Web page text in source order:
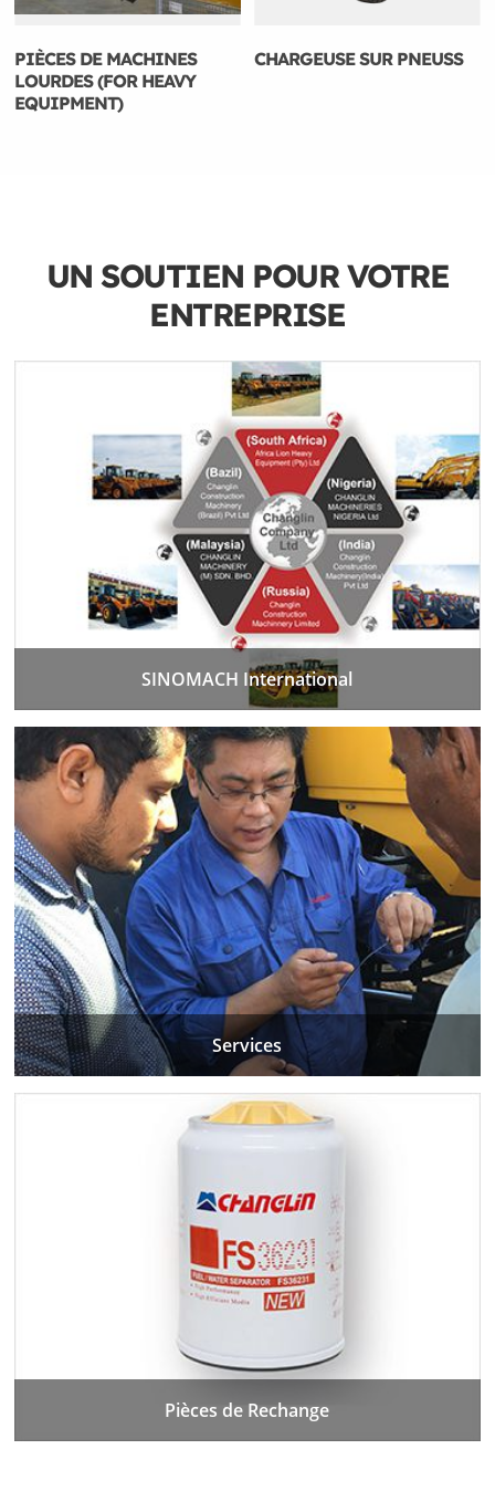
PIÈCES DE MACHINES
LOURDES (FOR HEAVY
EQUIPMENT)
CHARGEUSE SUR PNEUSS
UN SOUTIEN POUR VOTRE
ENTREPRISE
SINOMACH International
Services
Pièces de Rechange